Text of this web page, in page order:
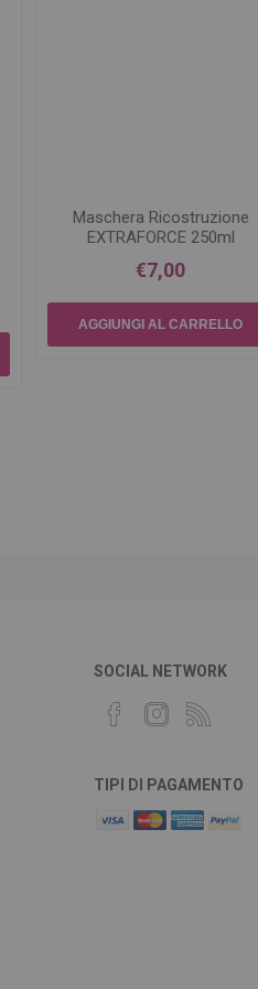
Maschera Ricostruzione
EXTRAFORCE 250ml
€7,00
SOCIAL NETWORK
TIPI DI PAGAMENTO